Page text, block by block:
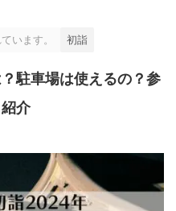
います。 初詣
駐車場は使えるの？参
介